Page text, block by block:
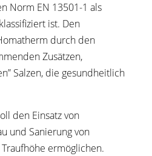
Norm EN 13501-1 als
ist. Den
durch den
Zusätzen,
Salzen, die gesundheitlich
den Einsatz von
und Sanierung von
ermöglichen.